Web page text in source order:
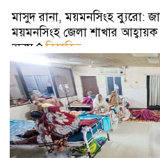
মাসুদ রানা, ময়মনসিংহ ব্যুরো:
ময়মনসিংহ জেলা শাখার
অনুম�বিস্তারিত